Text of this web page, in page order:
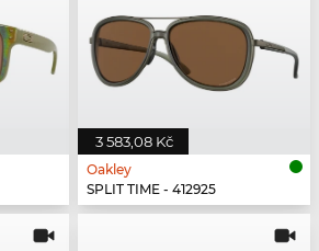
3 583,08 Kč
Oakley
SPLIT TIME - 412925